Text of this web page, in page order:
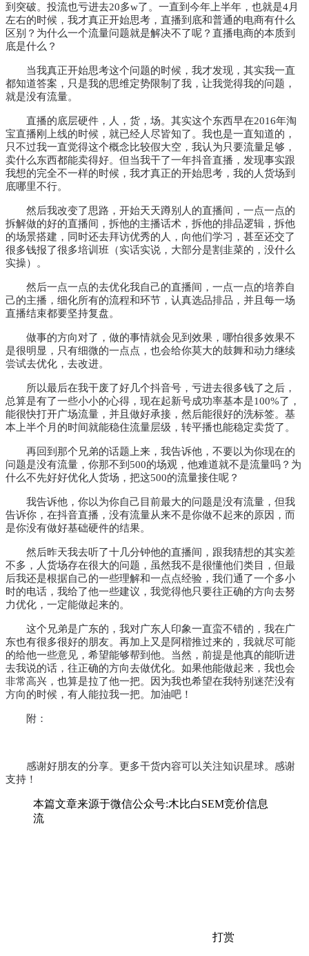
到突破。投流也亏进去20多w了。 一直到今年上半年，也就是4月
左右的时候，我才真正开始思考，直播到底和普通的电商有什么
区别？ 为什么一个流量问题就是解决不了呢？ 直播电商的本质到
底是什么？
当我真正开始思考这个问题的时候，我才发现，其实我一直
都知道答案，只是我的思维定势限制了我，让我觉得我的问题，
就是没有流量。
直播的底层硬件，人，货，场。其实这个东西早在2016年淘
宝直播刚上线的时候，就已经人尽皆知了。 我也是一直知道的，
只不过我一直觉得这个概念比较假大空，我认为只要流量足够，
卖什么东西都能卖得好。 但当我干了一年抖音直播，发现事实跟
我想的完全不一样的时候，我才真正的开始思考，我的人货场到
底哪里不行。
然后我改变了思路，开始天天蹲别人的直播间，一点一点的
拆解做的好的直播间，拆他的主播话术，拆他的排品逻辑，拆他
的场景搭建，同时还去拜访优秀的人，向他们学习，甚至还交了
很多钱报了很多培训班（实话实说，大部分是割韭菜的，没什么
实操）
。
然后一点一点的去优化我自己的直播间，一点一点的培养自
己的主播，细化所有的流程和环节，认真选品排品，并且每一场
直播结束都要坚持复盘。
做事的方向对了，做的事情就会见到效果，哪怕很多效果不
是很明显，只有细微的一点点，也会给你莫大的鼓舞和动力继续
尝试去优化，去改进。
所以最后在我干废了好几个抖音号，亏进去很多钱了之后，
总算是有了一些小小的心得，现在起新号成功率基本是100%了，
能很快打开广场流量，并且做好承接，然后能很好的洗标签。 基
本上半个月的时间就能稳住流量层级，转平播也能稳定卖货了。
再回到那个兄弟的话题上来，我告诉他，不要以为你现在的
问题是没有流量，你那不到500的场观，他难道就不是流量吗？为
什么不先好好优化人货场，把这500的流量接住呢 ？
我告诉他，你以为你自己目前最大的问题是没有流量，但我
告诉你，在抖音直播，没有流量从来不是你做不起来的原因，而
是你没有做好基础硬件的结果。
然后昨天我去听了十几分钟他的直播间，跟我猜想的其实差
不多，人货场存在很大的问题，虽然我不是很懂他们类目，但最
后我还是根据自己的一些理解和一点点经验，我们通了一个多小
时的电话，我给了他一些建议，我觉得他只要往正确的方向去努
力优化，一定能做起来的。
这个兄弟是广东的，我对广东人印象一直蛮不错的，我在广
东也有很多很好的朋友。再加上又是阿楷推过来的，我就尽可能
的给他一些意见，希望能够帮到他。当然，前提是他真的能听进
去我说的话，往正确的方向去做优化。如果他能做起来，我也会
非常高兴，也算是拉了他一把。因为我也希望在我特别迷茫没有
方向的时候，有人能拉我一把。加油吧 ！
附：
感谢好朋友的分享。更多干货内容可以关注知识星球。感谢
支持！
本篇文章来源于微信公众号:木比白SEM竞价信息
流
打赏